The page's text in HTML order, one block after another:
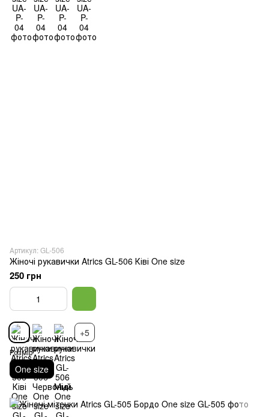
Артикул: GL-506
Жіночі рукавички Atrics GL-506 Ківі One size
250 грн
+5
Розмір
One size